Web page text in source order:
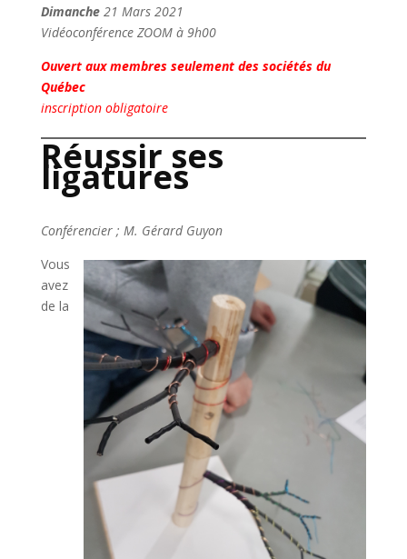
Dimanche 21 Mars 2021
Vidéoconférence ZOOM à 9h00
Ouvert aux membres seulement des sociétés du
Québec
inscription obligatoire
Réussir ses
ligatures
Conférencier ; M. Gérard Guyon
Vous
avez
de la